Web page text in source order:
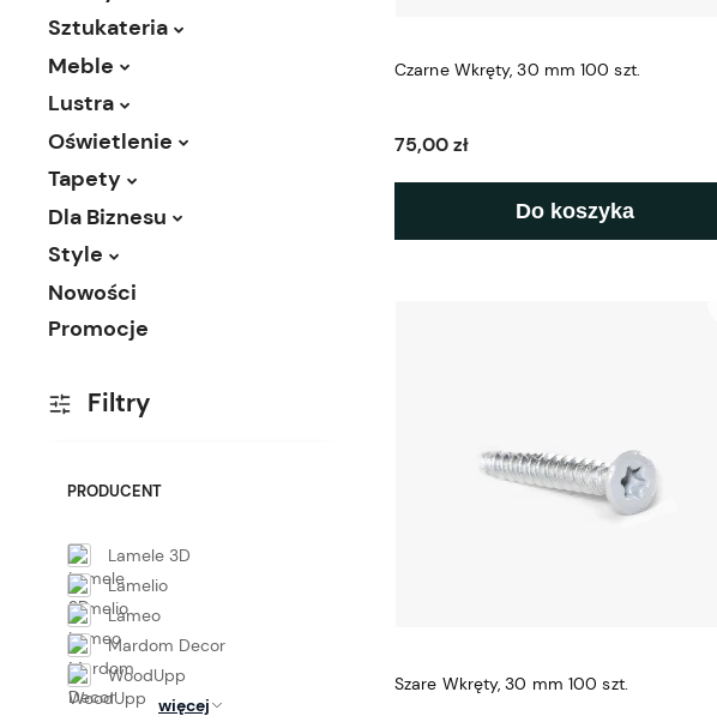
Sztukateria
Meble
Lustra
Oświetlenie
Tapety
Dla Biznesu
Style
Nowości
Promocje
Filtry
PRODUCENT
Lamele 3D
Lamelio
Lameo
Mardom Decor
WoodUpp
więcej
Czarne Wkręty, 30 mm 100 szt.
75,00 zł
Do koszyka
Szare Wkręty, 30 mm 100 szt.